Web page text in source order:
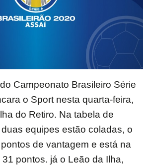
Campeonato Brasileiro Série
o Sport nesta quarta-feira,
do Retiro. Na tabela de
equipes estão coladas, o
de vantagem e está na
pontos. já o Leão da Ilha,